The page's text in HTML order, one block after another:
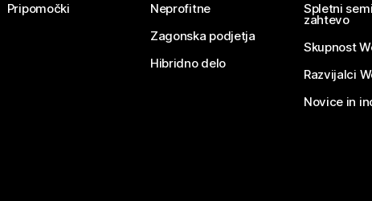
Pripomočki
Neprofitne
Zagonska podjetja
Hibridno delo
Spletni
zahtevo
Skupnost
Razvijalci
Novice in